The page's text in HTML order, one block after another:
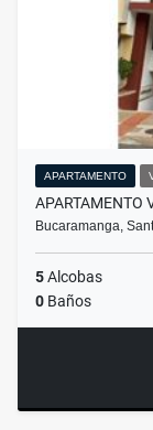
APARTAMENTO
APARTAMENTO
Bucaramanga,
5Alcobas
0 Baños